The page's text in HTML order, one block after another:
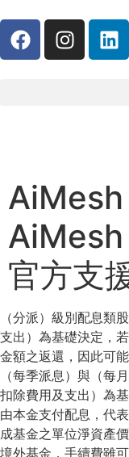
AiMesh
AiMesh
官方支
（分派）級別配息類
支出）為基礎決定，
金額之返還，因此可
（每季派息）與（每
扣除費用及支出）為
由本金支付配息，代
成基金之單位淨資產
境外基金，手續費雖